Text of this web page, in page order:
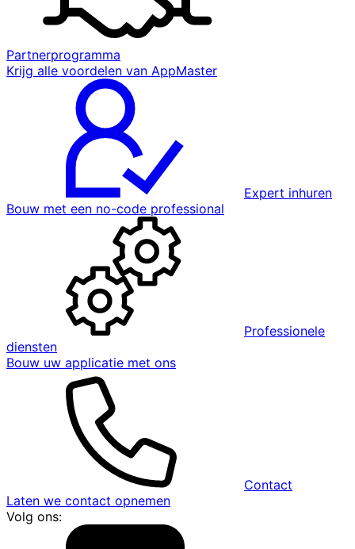
Partnerprogramma
Krijg alle voordelen van AppMaster
Expert inhuren
Bouw met een no-code professional
Professionele
diensten
Bouw uw applicatie met ons
Contact
Laten we contact opnemen
Volg ons: